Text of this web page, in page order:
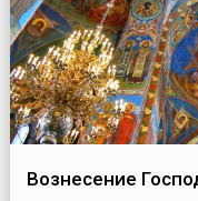
Вознесение